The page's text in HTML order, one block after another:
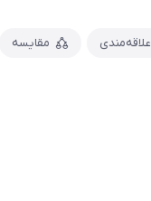
علاقه‌مندی مقایسه